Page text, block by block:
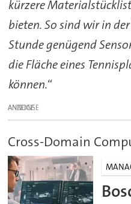
kürzere
bieten. So sind wir in
Stunde genügend
die Fläche eines
können.“
ANZEIGE
Cross-Domain